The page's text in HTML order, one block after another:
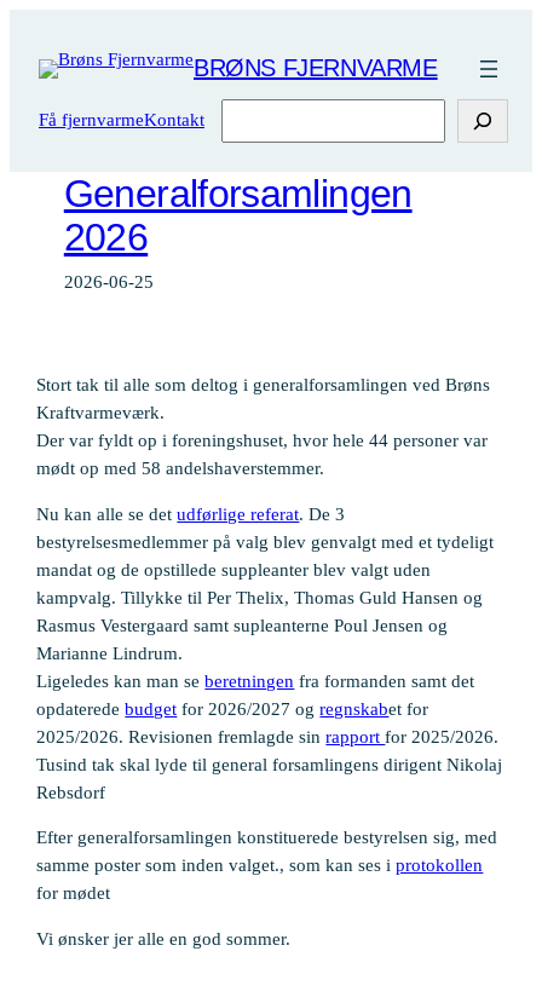
indhold
BRØNS FJERNVARME
Få fjernvarmeKontakt
Generalforsamlingen
2026
2026-06-25
Stort tak til alle som deltog i generalforsamlingen ved Brøns
Kraftvarmeværk.
Der var fyldt op i foreningshuset, hvor hele 44 personer var
mødt op med 58 andelshaverstemmer.
Nu kan alle se detudførlige referat. De 3
bestyrelsesmedlemmer på valg blev genvalgt med et tydeligt
mandat og de opstillede suppleanter blev valgt uden
kampvalg. Tillykke til Per Thelix, Thomas Guld Hansen og
Rasmus Vestergaard samt supleanterne Poul Jensen og
Marianne Lindrum.
Ligeledes kan man seberetningen fra formanden samt det
opdateredebudget for 2026/2027 ogregnskabet for
2025/2026. Revisionen fremlagde sinrapportfor 2025/2026.
Tusind tak skal lyde til general forsamlingens dirigent Nikolaj
Rebsdorf
Efter generalforsamlingen konstituerede bestyrelsen sig, med
samme poster som inden valget., som kan ses iprotokollen
for mødet
Vi ønsker jer alle en god sommer.